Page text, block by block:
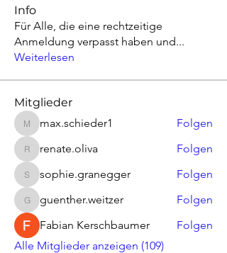
Info
Für Alle, die eine rechtzeitige
Anmeldung verpasst haben und...
Weiterlesen
Mitglieder
max.schieder1
max.schieder1 Folgen
renate.oliva
renate.oliva Folgen
sophie.granegger
sophie.granegger Folgen
guenther.weitzer
guenther.weitzer
Folgen
Fabian Kerschbaumer
Folgen
Alle Mitglieder anzeigen (109)